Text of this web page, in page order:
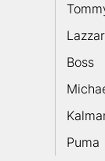
Boss
Puma